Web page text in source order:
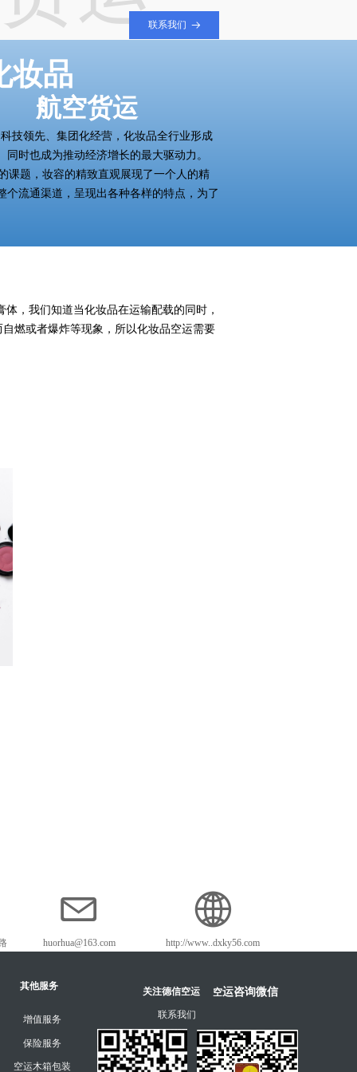
航空货运
妆品
联系我们 뀠
技领先、集团化经营，化妆品全行业形成
时也成为推动经济增长的最大驱动力。
题，妆容的精致直观展现了一个人的精
流通渠道，呈现出各种各样的特点，为了
，我们知道当化妆品在运输配载的同时，
燃或者爆炸等现象，所以化妆品空运需要
增值服务
保险服务
空运木箱包装
其他服务
联系我们
关注德信空运 空运咨询微信
huorhua@163.com http://www..dxky56.com